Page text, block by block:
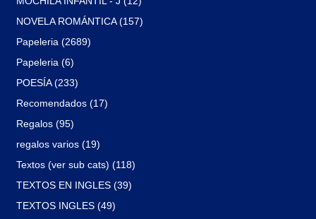
NOVELA ROMÁNTICA (157)
Papeleria (2689)
Papeleria (6)
POESÍA (233)
Recomendados (17)
Regalos (95)
regalos varios (19)
Textos (ver sub cats) (118)
TEXTOS EN INGLES (39)
TEXTOS INGLES (49)